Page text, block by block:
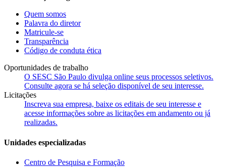
Quem somos
Palavra do diretor
Matricule-se
Transparência
Código de conduta ética
Oportunidades de trabalho
O SESC São Paulo divulga online seus processos seletivos.
Consulte agora se há seleção disponível de seu interesse.
Licitações
Inscreva sua empresa, baixe os editais de seu interesse e
acesse informações sobre as licitações em andamento ou já
realizadas.
Unidades especializadas
Centro de Pesquisa e Formação